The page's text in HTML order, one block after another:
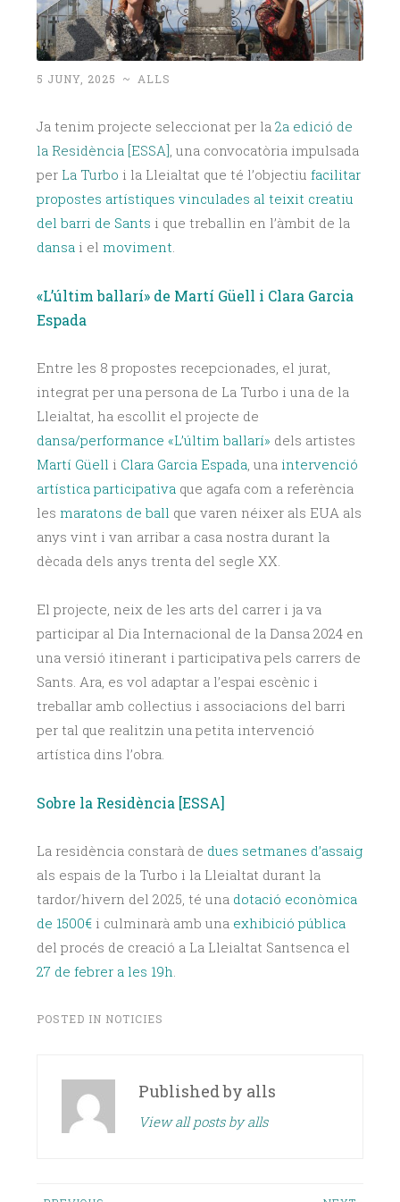
5 JUNY, 2025 ~ ALLS
Ja tenim projecte seleccionat per la 2a edició de
la Residència [ESSA], una convocatòria impulsada
per La Turbo i la Lleialtat que té l’objectiu facilitar
propostes artístiques vinculades al teixit creatiu
del barri de Sants i que treballin en l’àmbit de la
dansa i el moviment.
«L’últim ballarí» de Martí Güell i Clara Garcia
Espada
Entre les 8 propostes recepcionades, el jurat,
integrat per una persona de La Turbo i una de la
Lleialtat, ha escollit el projecte de
dansa/performance «L’últim ballarí» dels artistes
Martí Güell i Clara Garcia Espada, una intervenció
artística participativa que agafa com a referència
les maratons de ball que varen néixer als EUA als
anys vint i van arribar a casa nostra durant la
dècada dels anys trenta del segle XX.
El projecte, neix de les arts del carrer i ja va
participar al Dia Internacional de la Dansa 2024 en
una versió itinerant i participativa pels carrers de
Sants. Ara, es vol adaptar a l’espai escènic i
treballar amb col·lectius i associacions del barri
per tal que realitzin una petita intervenció
artística dins l’obra.
Sobre la Residència [ESSA]
La residència constarà de dues setmanes d’assaig
als espais de la Turbo i la Lleialtat durant la
tardor/hivern del 2025, té una dotació econòmica
de 1500€ i culminarà amb una exhibició pública
del procés de creació a La Lleialtat Santsenca el
27 de febrer a les 19h.
POSTED IN NOTICIES
Published by alls
View all posts by alls